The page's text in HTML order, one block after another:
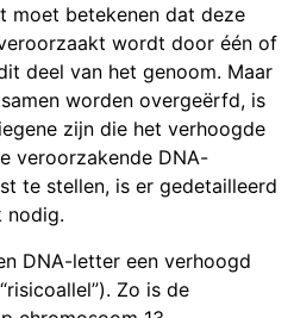
moet betekenen dat deze
wordt door één of
deel van het genoom. Maar
worden overgeërfd, is
zijn die het verhoogde
veroorzakende DNA-
te stellen, is er gedetailleerd
nodig.
DNA-letter een verhoogd
Zo is de